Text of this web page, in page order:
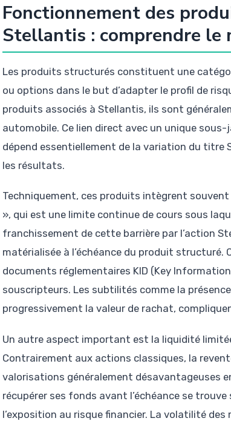
Fonctionnement des
Stellantis : comprendre le
Les produits structurés constituent une
ou options dans le but d’adapter le profil de
produits associés à Stellantis, ils sont
automobile. Ce lien direct avec un unique
dépend essentiellement de la variation du
les résultats.
Techniquement, ces produits intègrent
», qui est une limite continue de cours sous
franchissement de cette barrière par l’action
matérialisée à l’échéance du produit
documents réglementaires KID (Key
souscripteurs. Les subtilités comme la
progressivement la valeur de rachat,
Un autre aspect important est la liquidité
Contrairement aux actions classiques, la
valorisations généralement désavantageuses
récupérer ses fonds avant l’échéance se
l’exposition au risque financier. La volatilité